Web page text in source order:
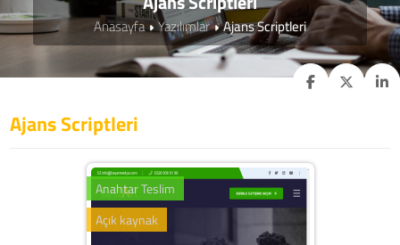
Anasayfa Yazılımlar Ajans Scriptleri
Ajans Scriptleri
Anahtar Teslim
Açık kaynak